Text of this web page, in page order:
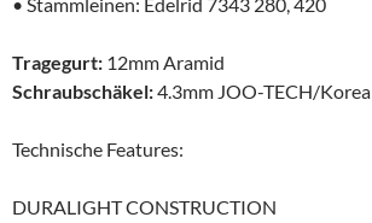
Tragegurt: 12mm Aramid
Schraubschäkel:4.3mm JOO-TECH/Korea
Technische Features:
DURALIGHT CONSTRUCTION